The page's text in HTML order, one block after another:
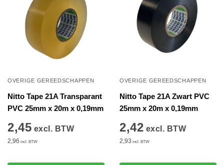
OVERIGE GEREEDSCHAPPEN
Nitto Tape 21A Transparant
PVC 25mm x 20m x 0,19mm
2,45 excl. BTW
2,96 incl. BTW
OVERIGE GEREEDSCHAPPEN
Nitto Tape 21A Zwart PVC
25mm x 20m x 0,19mm
2,42 excl. BTW
2,93 incl. BTW